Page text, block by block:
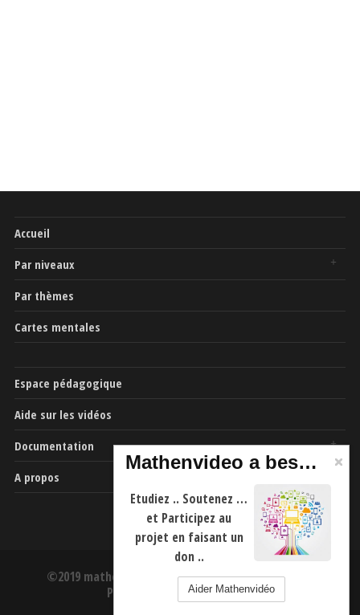
Accueil
Par niveaux
Par thèmes
Cartes mentales
Espace pédagogique
Aide sur les vidéos
Documentation
A propos
©2019 mathenvideo.fr -CGU-Mentions Légales
Politique de confidentialité
Mathenvideo a besoin de vous
Etudiez .. Soutenez …
et Participez au
projet en faisant un
don ..
Aider Mathenvidéo